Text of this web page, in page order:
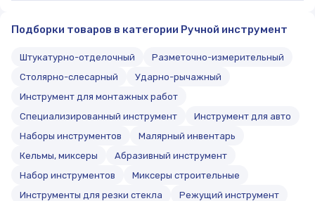
Подборки товаров в категории Ручной инструмент
Штукатурно-отделочный
Разметочно-измерительный
Столярно-слесарный
Ударно-рычажный
Инструмент для монтажных работ
Специализированный инструмент
Инструмент для авто
Наборы инструментов
Малярный инвентарь
Кельмы, миксеры
Абразивный инструмент
Набор инструментов
Миксеры строительные
Инструменты для резки стекла
Режущий инструмент